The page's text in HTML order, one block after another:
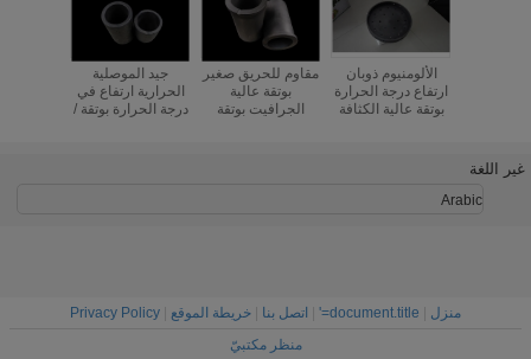
جيد الموصلية
الحرارية ارتفاع في
درجة الحرارة بوتقة /
مقاوم للحريق صغير
بوتقة عالية
الجرافيت بوتقة
الألومنيوم ذوبان
ارتفاع درجة الحرارة
بوتقة عالية الكثافة
غير اللغة
Arabic
منزل document.title=' اتصل بنا خريطة الموقع
Privacy Policy
منظر مكتبيّ